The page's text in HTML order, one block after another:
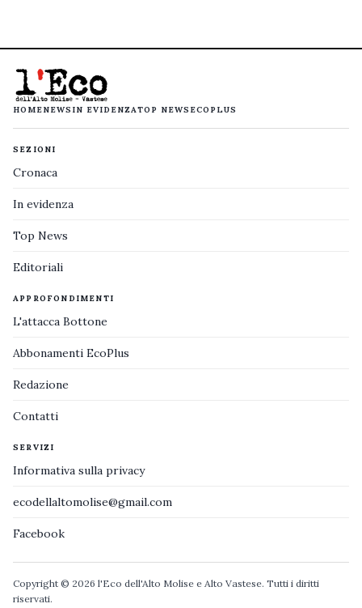
HOMENEWS IN EVIDENZATOP NEWS ECOPLUS
SEZIONI
Cronaca
In evidenza
Top News
Editoriali
APPROFONDIMENTI
L'attacca Bottone
Abbonamenti EcoPlus
Redazione
Contatti
SERVIZI
Informativa sulla privacy
ecodellaltomolise@gmail.com
Facebook
Copyright © 2026 l'Eco dell'Alto Molise e Alto Vastese. Tutti i diritti
riservati.